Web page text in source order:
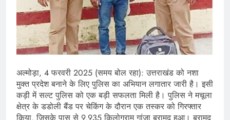
अल्मोड़ा, 4 फरवरी 2025 (समय बोल रहा): उत्तराखंड को नशा
मुक्त प्रदेश बनाने के लिए पुलिस का अभियान लगातार जारी है। इसी
कड़ी में सल्ट पुलिस को एक बड़ी सफलता मिली है। पुलिस ने मचूला
क्षेत्र के डडोली बैंड पर चेकिंग के दौरान एक तस्कर को गिरफ्तार